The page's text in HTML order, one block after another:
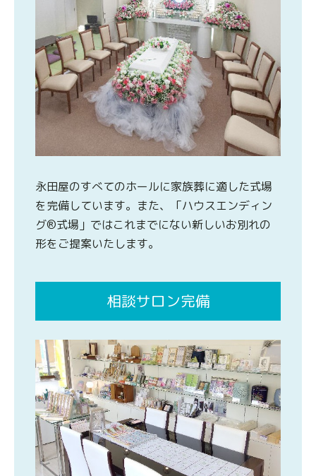
永田屋のすべてのホールに家族葬に適した式場
を完備しています。また、「ハウスエンディン
グ®式場」ではこれまでにない新しいお別れの
形をご提案いたします。
相談サロン完備